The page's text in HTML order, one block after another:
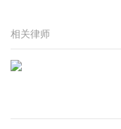
相关律师